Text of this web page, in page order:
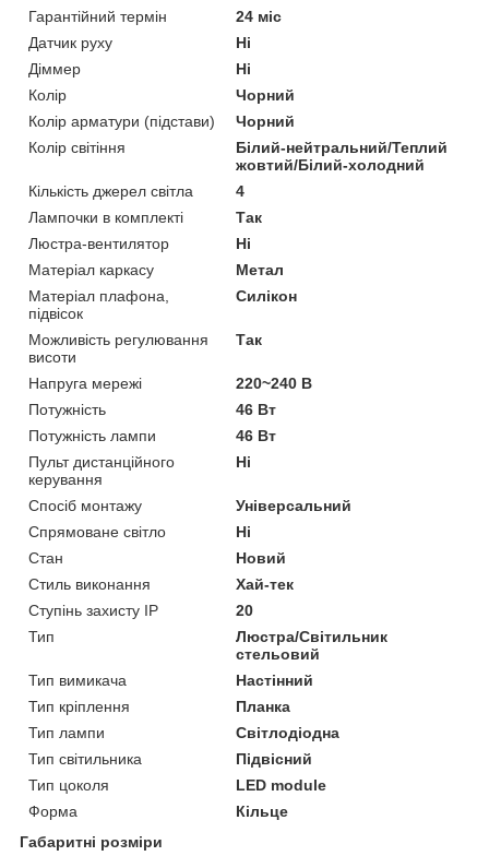
Гарантійний термін
24 міс
Датчик руху
Ні
Діммер
Ні
Колір
Чорний
Колір арматури (підстави)
Чорний
Колір світіння
Білий-нейтральний/Теплий
жовтий/Білий-холодний
Кількість джерел світла
4
Лампочки в комплекті
Так
Люстра-вентилятор
Ні
Матеріал каркасу
Метал
Матеріал плафона,
підвісок
Силікон
Можливість регулювання
висоти
Так
Напруга мережі
220~240 В
Потужність
46 Вт
Потужність лампи
46 Вт
Пульт дистанційного
керування
Ні
Спосіб монтажу
Універсальний
Спрямоване світло
Ні
Стан
Новий
Стиль виконання
Хай-тек
Ступінь захисту IP
20
Тип
Люстра/Світильник
стельовий
Тип вимикача
Настінний
Тип кріплення
Планка
Тип лампи
Світлодіодна
Тип світильника
Підвісний
Тип цоколя
LED module
Форма
Кільце
Габаритні розміри